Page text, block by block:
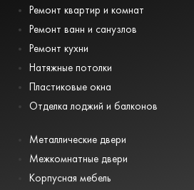
Ремонт квартир и комнат
Ремонт ванн и санузлов
Ремонт кухни
Натяжные потолки
Пластиковые окна
Отделка лоджий и балконов
Металлические двери
Межкомнатные двери
Корпусная мебель